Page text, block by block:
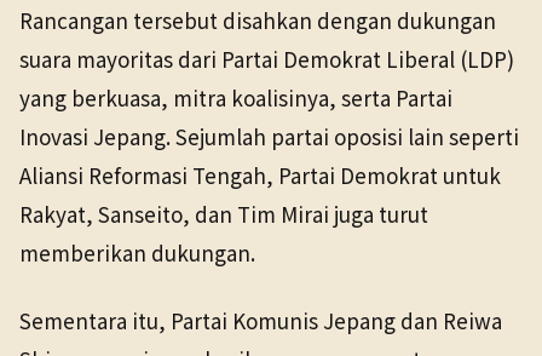
Rancangan tersebut disahkan dengan dukungan
suara mayoritas dari Partai Demokrat Liberal (LDP)
yang berkuasa, mitra koalisinya, serta Partai
Inovasi Jepang. Sejumlah partai oposisi lain seperti
Aliansi Reformasi Tengah, Partai Demokrat untuk
Rakyat, Sanseito, dan Tim Mirai juga turut
memberikan dukungan.
Sementara itu, Partai Komunis Jepang dan Reiwa